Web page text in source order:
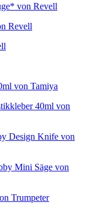
von Revell
Revell
von Tamiya
40ml von
Design Knife von
Mini Säge von
Trumpeter